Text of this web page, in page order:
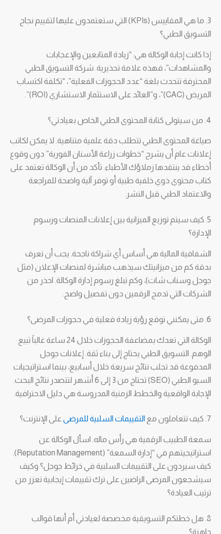
3. ما هي المقاييس (KPIs) التي ستعتمدون عليها لتقييم نجاح
التسويق الطبي؟
إذا كانت إجابة الوكالة هي: “زيادة المتابعين والإعجابات
والمشاهدات”، فهذه علامة تحذيرية. شركة التسويق الطبي
المحترفة تتحدث بلغة “عدد الحجوزات الفعلية”، “تكلفة اكتساب
المريض (CAC)”، و”العائد على الاستثمار الاستشاري (ROI)”.
4. من سيتولى كتابة المحتوى الطبي الخاص بعيادتي؟
صياغة المحتوى الطبي تتطلب دقة علمية متناهية. لا يمكن لكاتب
إعلانات عام أن يشرح “خطوات زراعة الأسنان الفورية” دون وقوع
أخطاء قد ينتقدها زملاؤك الأطباء. تأكد من أن الوكالة تعتمد على
كتاب محتوى ذوي خلفية طبية أو توفر آلية واضحة للمراجعة
والاعتماد الطبي قبل النشر.
5. كيف سيتم توزيع الميزانية بين إعلانات المنصات ورسوم
الإدارة؟
الشفافية المالية هي أساس أي شراكة ناجحة. يجب أن تعرف
بدقة كم من ميزانيتك سيذهب مباشرة لمنصات الإعلان (مثل
جوجل وسناب شات)، وكم تبلغ رسوم إدارة الوكالة. احذر من
الشركات التي تدمج الرقمين دون تفصيل واضح.
6. متى يمكنني توقع رؤية زيادة فعلية في حجوزات المرضى؟
الوكالة التي تعدك بمضاعفة الحجوزات خلال 24 ساعة غالباً تبيع
الوهم. التسويق الطبي يحتاج إلى بناء ثقة. إعلانات جوجل
المدفوعة قد تجلب نتائج سريعة خلال أسابيع، بينما استراتيجيات
السيو الطبي (SEO) تحتاج من 3 إلى 6 أشهر لتتصدر نتائج البحث.
الإجابة الواقعية والخطط الزمنية المدروسة هي دليل الاحترافية.
7. كيف تتعاملون مع التقييمات السلبية للمرضى على الإنترنت؟
سمعة الطبيب الرقمية هي رأس ماله. اسأل الوكالة عن
استراتيجيتهم في “إدارة السمعة” (Reputation Management).
كيف سيردون على التقييمات السلبية في خرائط جوجل؟ وكيف
سيشجعون المرضى الراضين على ترك تقييمات إيجابية تعزز من
ترتيب العيادة؟
8. هل خطتكم التسويقية مخصصة لعيادتي أم أنها قوالب
جاهزة؟